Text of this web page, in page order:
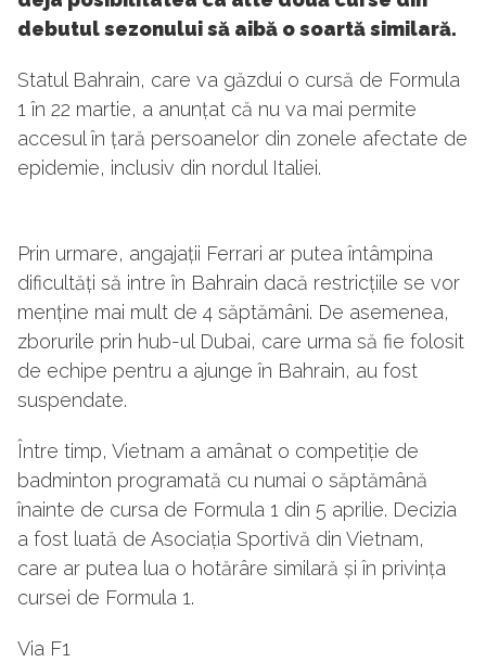
debutul sezonului să aibă o soartă similară.
Statul Bahrain, care va găzdui o cursă de Formula
1 în 22 martie, a anunțat că nu va mai permite
accesul în țară persoanelor din zonele afectate de
epidemie, inclusiv din nordul Italiei.
Prin urmare, angajații Ferrari ar putea întâmpina
dificultăți să intre în Bahrain dacă restricțiile se vor
menține mai mult de 4 săptămâni. De asemenea,
zborurile prin hub-ul Dubai, care urma să fie folosit
de echipe pentru a ajunge în Bahrain, au fost
suspendate.
Între timp, Vietnam a amânat o competiție de
badminton programată cu numai o săptămână
înainte de cursa de Formula 1 din 5 aprilie. Decizia
a fost luată de Asociația Sportivă din Vietnam,
care ar putea lua o hotărâre similară și în privința
cursei de Formula 1.
Via F1